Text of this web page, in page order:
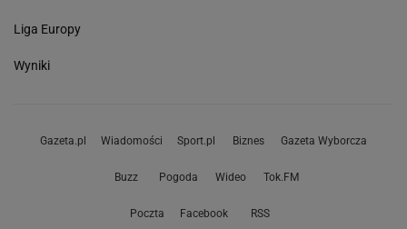
Liga Europy
Wyniki
Gazeta.pl Wiadomości Sport.pl Biznes Gazeta Wyborcza
Buzz Pogoda Wideo Tok.FM
Poczta Facebook RSS